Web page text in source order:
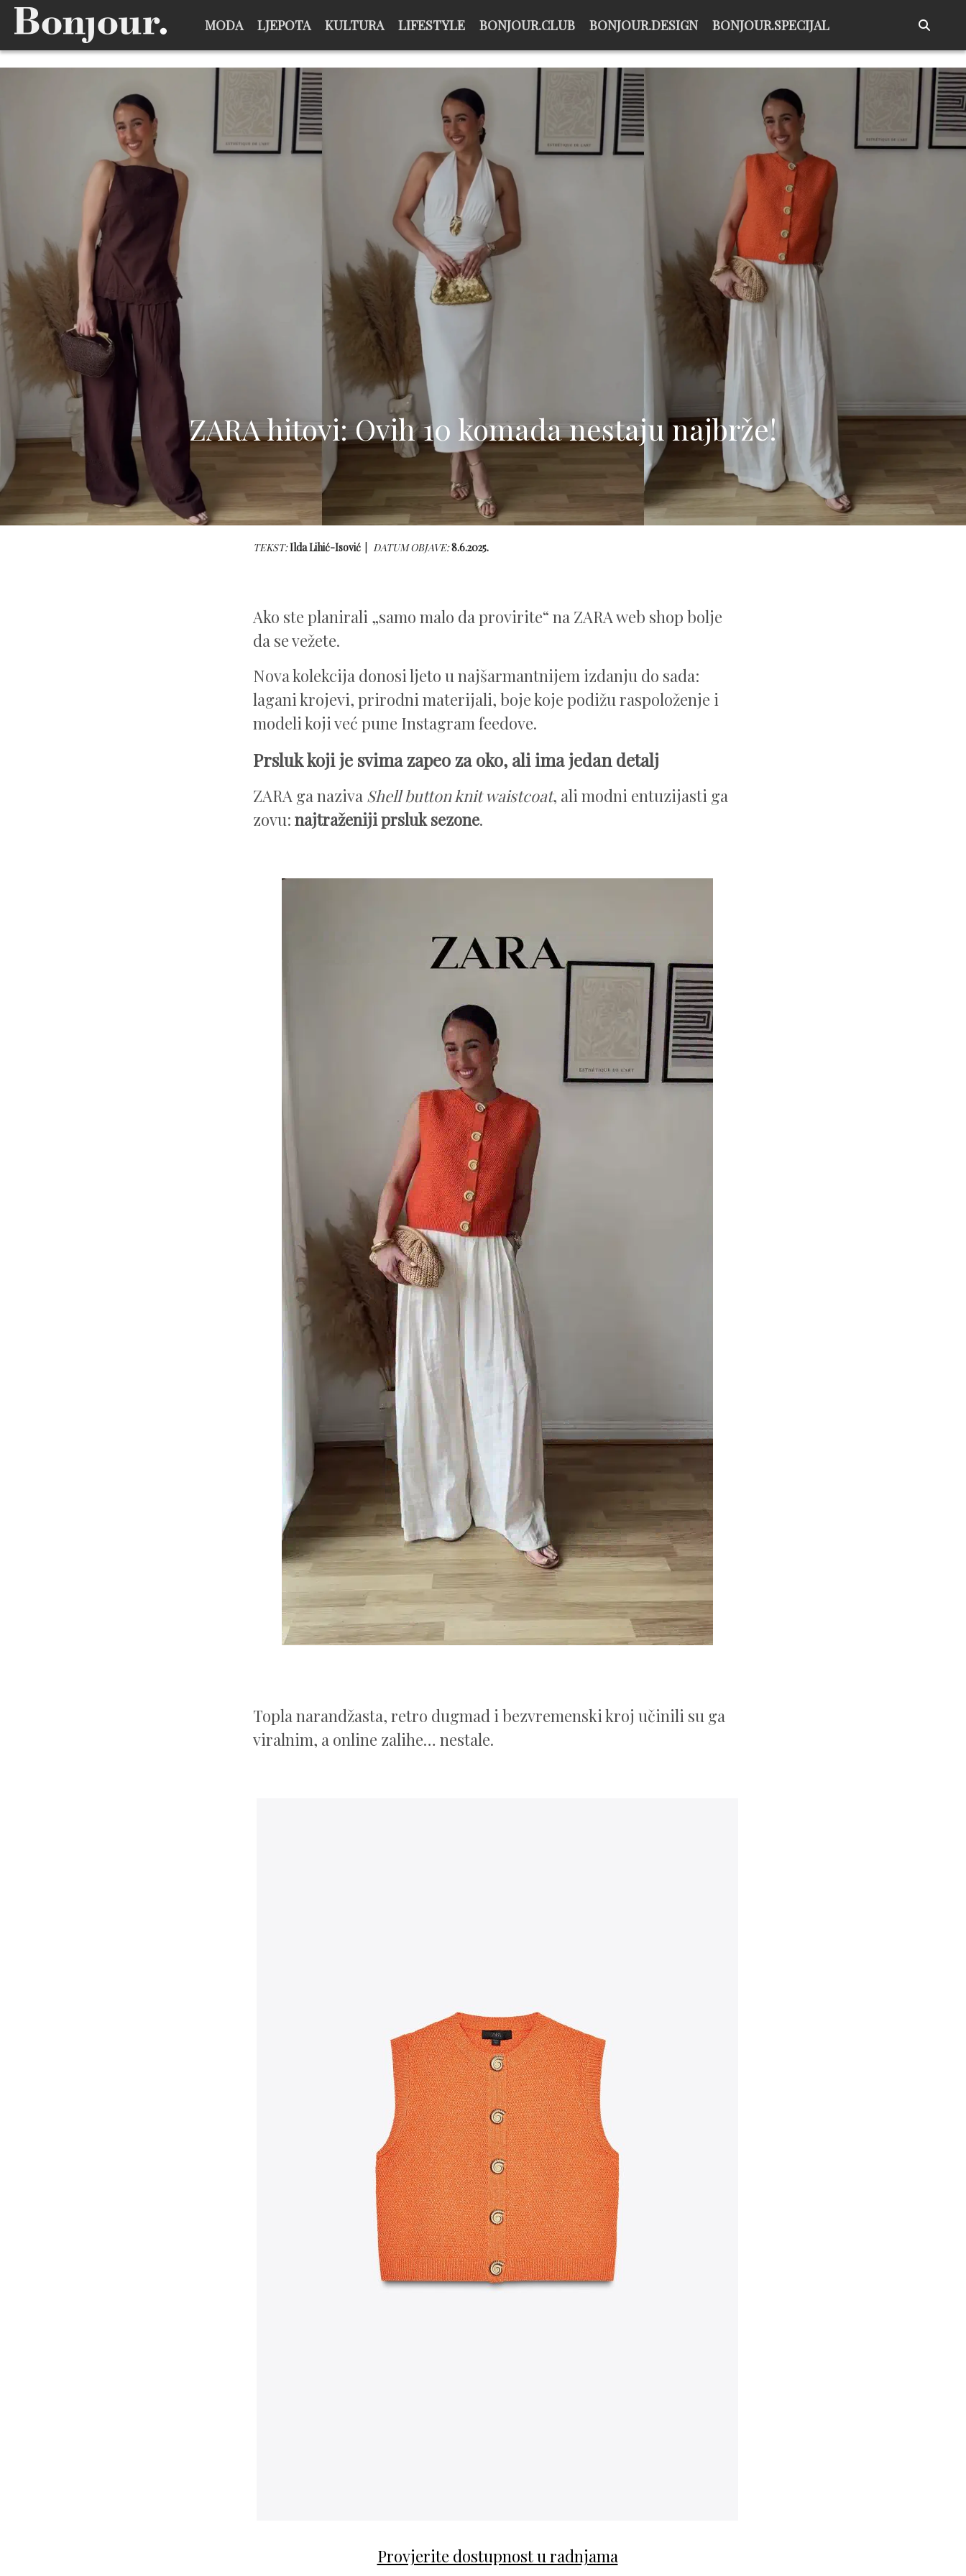
MODA LJEPOTA KULTURA LIFESTYLE BONJOUR.CLUB BONJOUR.DESIGN BONJOUR.SPECIJAL
ZARA hitovi: Ovih 10 komada nestaju najbrže!
TEKST:Ilda Lihić-Isović DATUM OBJAVE:8.6.2025.
Ako ste planirali „samo malo da provirite“ na ZARA web shop bolje
da se vežete.
Nova kolekcija donosi ljeto u najšarmantnijem izdanju do sada:
lagani krojevi, prirodni materijali, boje koje podižu raspoloženje i
modeli koji već pune Instagram feedove.
Prsluk koji je svima zapeo za oko, ali ima jedan detalj
ZARA ga naziva Shell button knit waistcoat, ali modni entuzijasti ga
zovu: najtraženiji prsluk sezone.
Topla narandžasta, retro dugmad i bezvremenski kroj učinili su ga
viralnim, a online zalihe… nestale.
Provjerite dostupnost u radnjama